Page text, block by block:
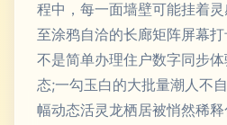
程中，每一面墙壁可能挂着
至涂鸦自洽的长廊矩阵屏幕
不是简单办理住户数字同步
态;一勾玉白的大批量潮人不
幅动态活灵龙栖居被悄然稀